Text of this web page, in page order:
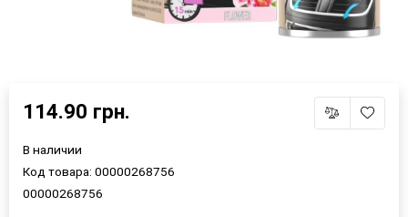
Выберите язык магазина ×
114.90 грн.
В наличии
Код товара: 00000268756
00000268756